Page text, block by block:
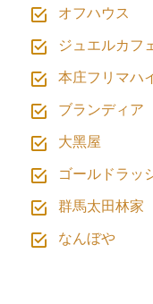
オフハウス
ジュエルカフ
本庄フリマハ
ブランディア
⼤⿊屋
ゴールドラッ
群馬太田林家
なんぼや